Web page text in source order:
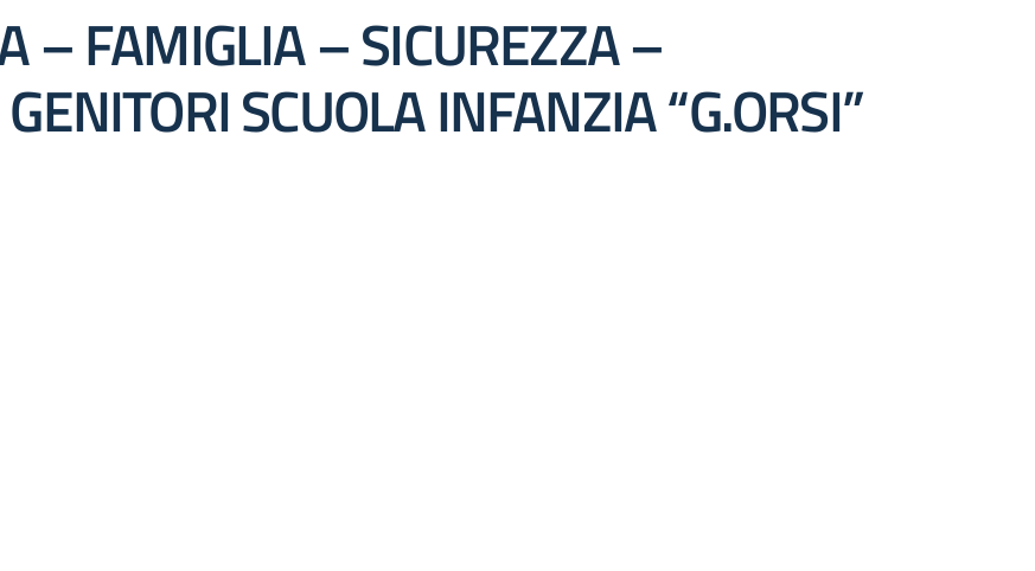
– FAMIGLIA – SICUREZZA –
SCUOLA INFANZIA “G.ORSI”